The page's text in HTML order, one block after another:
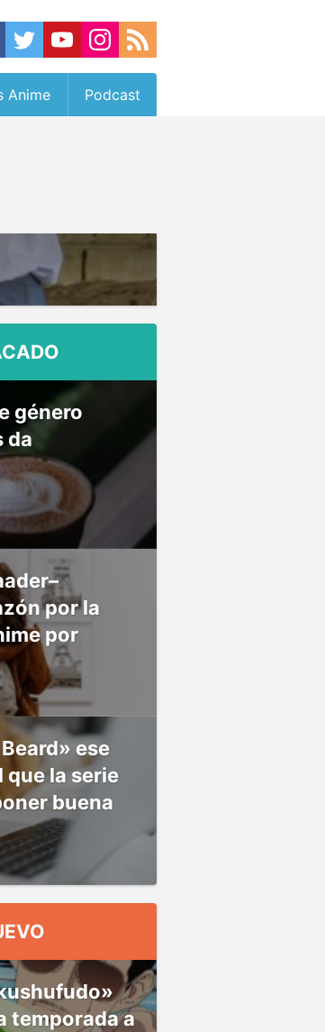
Anime Podcast
género
da
por la
por
ese
que la serie
buena
temporada a